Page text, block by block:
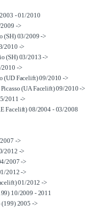
- 01/2010
->
(SH) 03/2009 ->
2010 ->
(SH) 03/2013 ->
2010 ->
(UD Facelift) 09/2010 ->
(UA Facelift) 09/2010 ->
2011 ->
Facelift) 08/2004 - 03/2008
->
2012 ->
2007 ->
2012 ->
01/2012 ->
10/2009 - 2011
(199) 2005 ->